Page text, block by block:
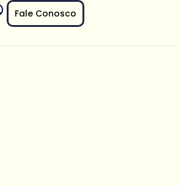
Fale Conosco